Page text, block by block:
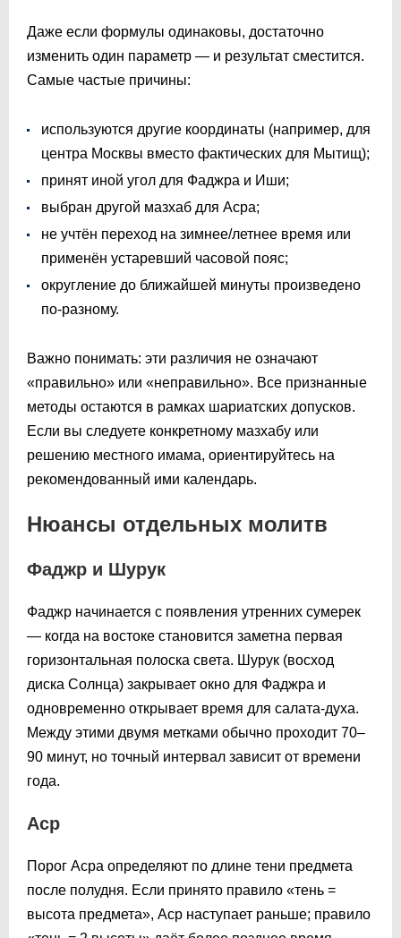
Даже если формулы одинаковы, достаточно
изменить один параметр — и результат сместится.
Самые частые причины:
используются другие координаты (например, для
центра Москвы вместо фактических для Мытищ);
принят иной угол для Фаджра и Иши;
выбран другой мазхаб для Асра;
не учтён переход на зимнее/летнее время или
применён устаревший часовой пояс;
округление до ближайшей минуты произведено
по-разному.
Важно понимать: эти различия не означают
«правильно» или «неправильно». Все признанные
методы остаются в рамках шариатских допусков.
Если вы следуете конкретному мазхабу или
решению местного имама, ориентируйтесь на
рекомендованный ими календарь.
Нюансы отдельных молитв
Фаджр и Шурук
Фаджр начинается с появления утренних сумерек
— когда на востоке становится заметна первая
горизонтальная полоска света. Шурук (восход
диска Солнца) закрывает окно для Фаджра и
одновременно открывает время для салата-духа.
Между этими двумя метками обычно проходит 70–
90 минут, но точный интервал зависит от времени
года.
Аср
Порог Асра определяют по длине тени предмета
после полудня. Если принято правило «тень =
высота предмета», Аср наступает раньше; правило